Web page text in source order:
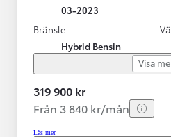
03-2023
Bränsle
Hybrid Bensin
Visa
319 900 kr
Från 3 840 kr/mån
Läs mer